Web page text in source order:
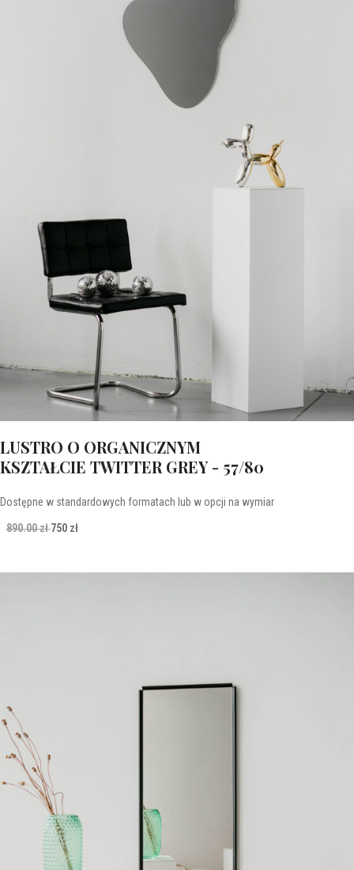
LUSTRO O ORGANICZNYM
KSZTAŁCIE TWITTER GREY - 57/80
Dostępne w standardowych formatach lub w opcji na wymiar
890.00 zł 750 zł